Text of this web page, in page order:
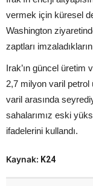
vermek için küresel
Washington
zaptları
Irak’ın güncel üretim
2,7 milyon varil petrol
varil arasında
sahalarımız eski
ifadelerini kullandı.
Kaynak: K24